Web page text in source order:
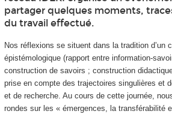
partager quelques moments,
du travail effectué.
Nos réflexions se situent dans la tradition d’un
épistémologique (rapport entre information-
construction de savoirs ; construction
prise en compte des trajectoires singulières et
et de recherche. Au cours de cette journée,
rondes sur les « émergences, la transférabilité